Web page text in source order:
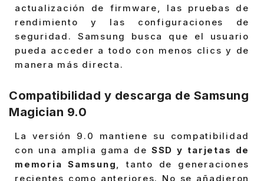
actualización de firmware, las pruebas de
rendimiento y las configuraciones de
seguridad. Samsung busca que el usuario
pueda acceder a todo con menos clics y de
manera más directa.
Compatibilidad y descarga de Samsung
Magician 9.0
La versión 9.0 mantiene su compatibilidad
con una amplia gama de SSD y tarjetas de
memoria Samsung
, tanto de generaciones
recientes como anteriores. No se añadieron